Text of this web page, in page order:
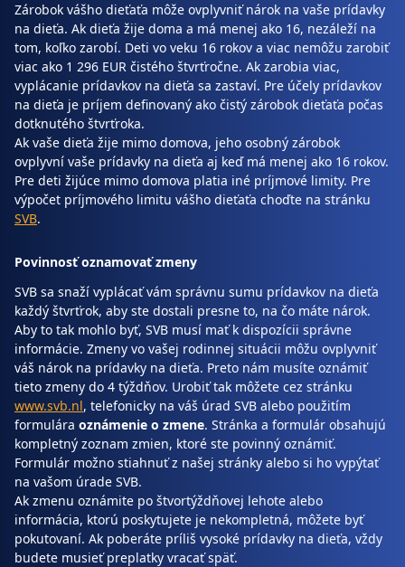
Zárobok vášho dieťaťa môže ovplyvniť nárok na vaše prídavky
na dieťa. Ak dieťa žije doma a má menej ako 16, nezáleží na
tom, koľko zarobí. Deti vo veku 16 rokov a viac nemôžu zarobiť
viac ako 1 296 EUR čistého štvrťročne. Ak zarobia viac,
vyplácanie prídavkov na dieťa sa zastaví. Pre účely prídavkov
na dieťa je príjem definovaný ako čistý zárobok dieťaťa počas
dotknutého štvrťroka.
Ak vaše dieťa žije mimo domova, jeho osobný zárobok
ovplyvní vaše prídavky na dieťa aj keď má menej ako 16 rokov.
Pre deti žijúce mimo domova platia iné príjmové limity. Pre
výpočet príjmového limitu vášho dieťaťa choďte na stránku
SVB.
Povinnosť oznamovať zmeny
SVB sa snaží vyplácať vám správnu sumu prídavkov na dieťa
každý štvrťrok, aby ste dostali presne to, na čo máte nárok.
Aby to tak mohlo byť, SVB musí mať k dispozícii správne
informácie. Zmeny vo vašej rodinnej situácii môžu ovplyvniť
váš nárok na prídavky na dieťa. Preto nám musíte oznámiť
tieto zmeny do 4 týždňov. Urobiť tak môžete cez stránku
www.svb.nl, telefonicky na váš úrad SVB alebo použitím
formulára oznámenie o zmene. Stránka a formulár obsahujú
kompletný zoznam zmien, ktoré ste povinný oznámiť.
Formulár možno stiahnuť z našej stránky alebo si ho vypýtať
na vašom úrade SVB.
Ak zmenu oznámite po štvortýždňovej lehote alebo
informácia, ktorú poskytujete je nekompletná, môžete byť
pokutovaní. Ak poberáte príliš vysoké prídavky na dieťa, vždy
budete musieť preplatky vracať späť.